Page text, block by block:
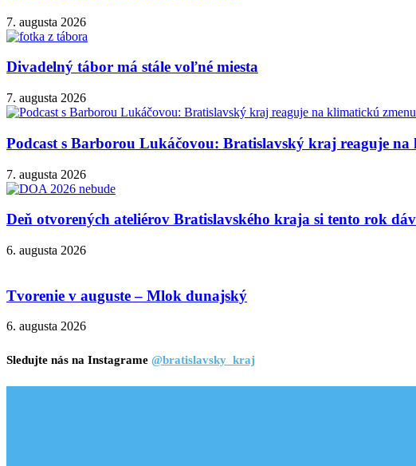
7. augusta 2026
Divadelný tábor má stále voľné miesta
7. augusta 2026
Podcast s Barborou Lukáčovou: Bratislavský kraj reaguje
7. augusta 2026
Deň otvorených ateliérov Bratislavského kraja si tento rok
6. augusta 2026
Tvorenie v auguste – Mlok dunajský
6. augusta 2026
Sledujte nás na Instagrame @bratislavsky_kraj